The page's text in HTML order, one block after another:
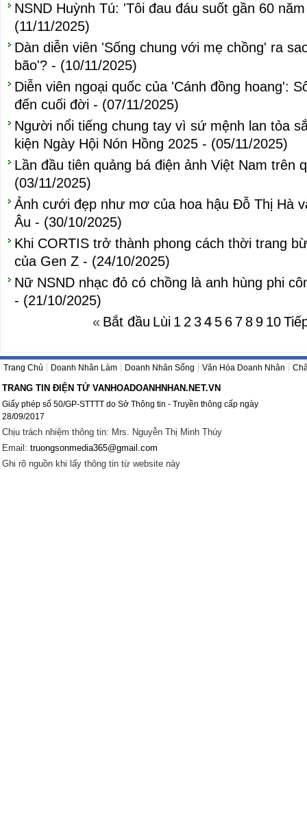
NSND Huỳnh Tú: 'Tôi đau đáu suốt gần 60
(11/11/2025)
Dàn diễn viên 'Sống chung với mẹ chồng' ra
bão'? - (10/11/2025)
Diễn viên ngoại quốc của 'Cánh đồng hoang':
đến cuối đời - (07/11/2025)
Người nổi tiếng chung tay vì sứ mệnh lan tỏa
kiện Ngày Hội Nón Hồng 2025 - (05/11/2025)
Lần đầu tiên quảng bá điện ảnh Việt Nam trên
(03/11/2025)
Ảnh cưới đẹp như mơ của hoa hậu Đỗ Thị Hà
Âu - (30/10/2025)
Khi CORTIS trở thành phong cách thời trang
của Gen Z - (24/10/2025)
Nữ NSND nhạc đỏ có chồng là anh hùng phi
- (21/10/2025)
« Bắt đầu Lùi 1 2 34 5 6 7 8 9 10
Trang Chủ Doanh Nhân Làm Doanh Nhân Sống Văn Hóa Doanh Nhân
TRANG TIN ĐIỆN TỬ VANHOADOANHNHAN.NET.VN
Giấy phép số 50/GP-STTTT do Sở Thông tin - Truyền thông cấp ngày
28/09/2017
Chịu trách nhiệm thông tin: Mrs. Nguyễn Thị Minh Thúy
Email: truongsonmedia365@gmail.com
Ghi rõ nguồn khi lấy thông tin từ website này